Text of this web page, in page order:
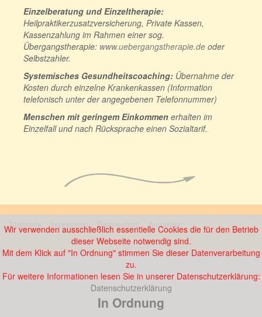
Einzelberatung und Einzeltherapie:
Heilpraktikerzusatzversicherung, Private Kassen,
Kassenzahlung im Rahmen einer sog.
Übergangstherapie: www.uebergangstherapie.de oder
Selbstzahler.
Systemisches Gesundheitscoaching: Übernahme der
Kosten durch einzelne Krankenkassen (Information
telefonisch unter der angegebenen Telefonnummer)
Menschen mit geringem Einkommen erhalten im
Einzelfall und nach Rücksprache einen Sozialtarif.
Startseite Impressum Datenschutz Anmelden
Wir verwenden ausschließlich essentielle Cookies die für den Betrieb
dieser Webseite notwendig sind.
Mit dem Klick auf "In Ordnung" stimmen Sie dieser Datenverarbeitung
zu.
Für weitere Informationen lesen Sie in unserer Datenschutzerklärung:
Datenschutzerklärung
In Ordnung